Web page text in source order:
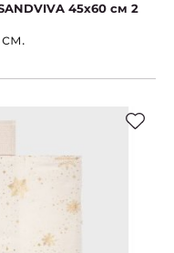
45х60 см 2